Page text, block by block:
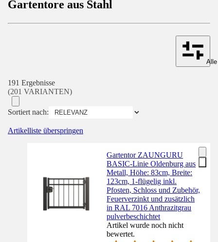
Gartentore aus Stahl
191 Ergebnisse
(201 VARIANTEN)
Sortiert nach:
Artikelliste überspringen
Gartentor ZAUNGURU
BASIC-Linie Oldenburg aus
Metall, Höhe: 83cm, Breite:
123cm, 1-flügelig inkl.
Pfosten, Schloss und Zubehör,
Feuerverzinkt und zusätzlich
in RAL 7016 Anthrazitgrau
pulverbeschichtet
Artikel wurde noch nicht
bewertet.